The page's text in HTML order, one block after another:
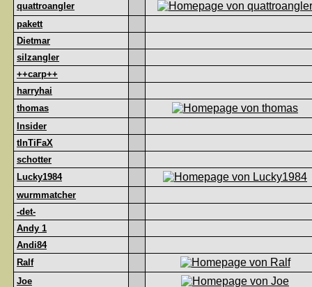
quattroangler
pakett
Dietmar
silzangler
++carp++
harryhai
thomas
Insider
tInTiFaX
schotter
Lucky1984
wurmmatcher
-det-
Andy 1
Andi84
Ralf
Joe